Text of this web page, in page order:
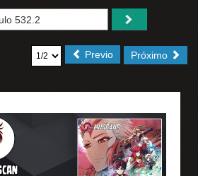
Próximo
Previo